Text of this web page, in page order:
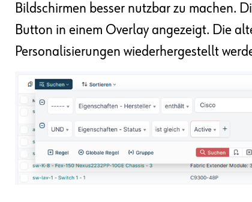
Bildschirmen besser nutzbar zu machen.
Button in einem Overlay angezeigt. Die
Personalisierungen wiederhergestellt